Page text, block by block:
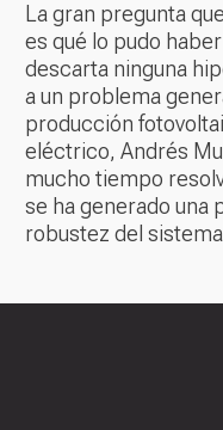
La gran pregunta
es qué lo pudo
descarta ninguna
a un problema
producción
eléctrico, Andrés
mucho tiempo
se ha generado una
robustez del